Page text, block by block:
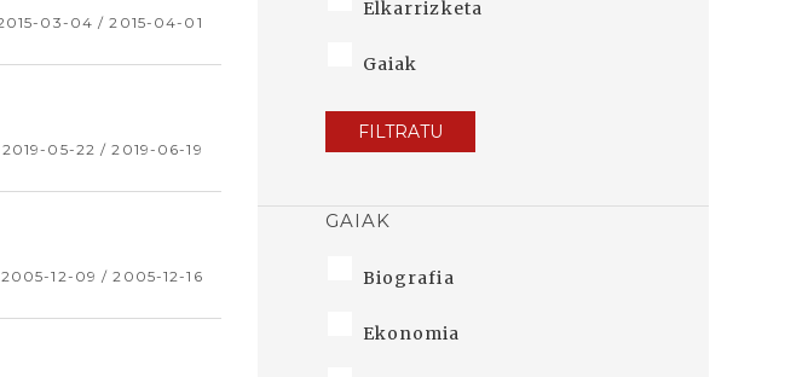
03-04 / 2015-04-01
2019-05-22 / 2019-06-19
2005-12-09 / 2005-12-16
Elkarrizketa
Gaiak
FILTRATU
GAIAK
Biografia
Ekonomia